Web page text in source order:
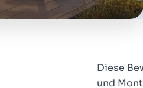
Diese
und